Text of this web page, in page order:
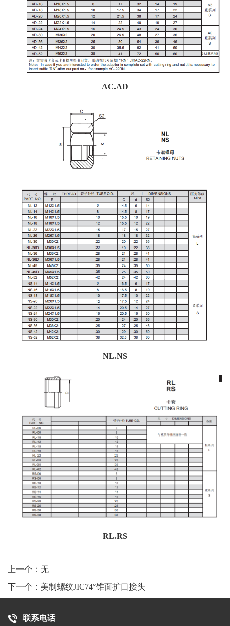
AC.AD
NL.NS
RL.RS
上一个：无
下一个：美制螺纹JIC74°锥面扩口接头
联系电话